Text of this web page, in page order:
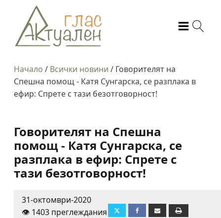
Начало / Всички новини / Говорителят на
Спешна помощ - Катя Сунгарска, се разплака в
ефир: Спрете с тази безотговорност!
Говорителят на Спешна
помощ - Катя Сунгарска, се
разплака в ефир: Спрете с
тази безотговорност!
31-октомври-2020
👁️ 1403 преглеждания